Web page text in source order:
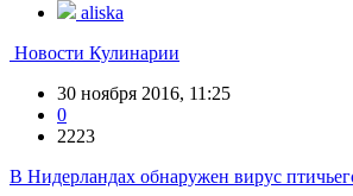
aliska
Новости Кулинарии
30 ноября 2016, 11:25
0
2223
В Нидерландах обнаружен вирус